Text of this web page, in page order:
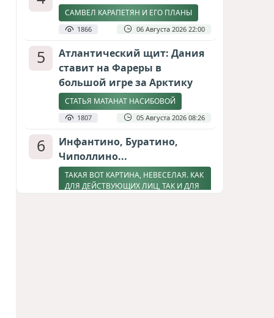
САМВЕЛ КАРАПЕТЯН И ЕГО ПЛАНЫ
1866 06 Августа 2026 22:00
5
Атлантический щит: Дания
ставит на Фареры в
большой игре за Арктику
СТАТЬЯ МАТАНАТ НАСИБОВОЙ
1807 05 Августа 2026 08:26
6
Инфантино, Буратино,
Чиполлино...
ТАКАЯ ВОТ КАРТИНА, НЕВЕСЕЛАЯ. КАК
ДЛЯ ДЕЙСТВУЮЩИХ ЛИЦ, ТАК И ДЛЯ